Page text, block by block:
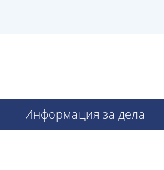
Информация за дела